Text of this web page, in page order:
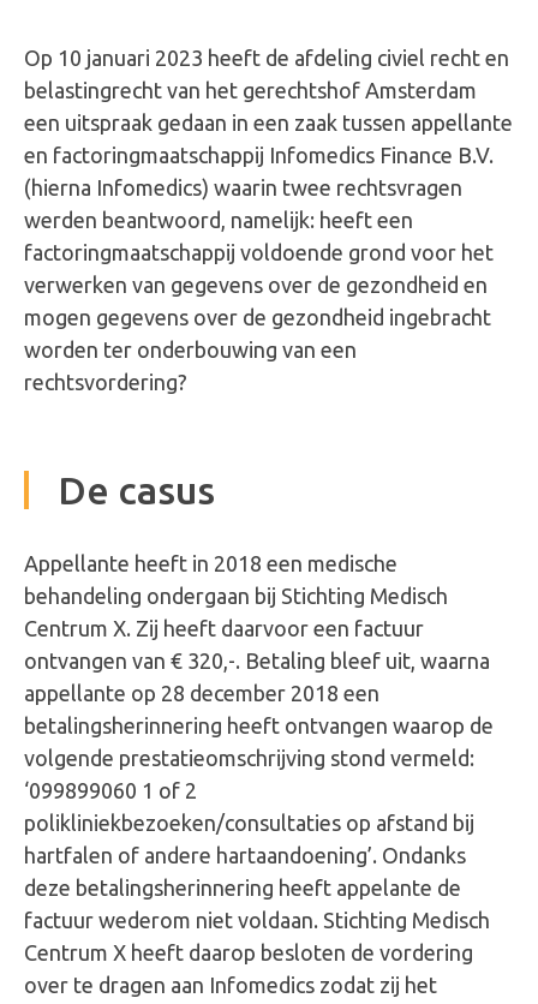
Op 10 januari 2023 heeft de afdeling civiel recht en
belastingrecht van het gerechtshof Amsterdam
een uitspraak gedaan in een zaak tussen appellante
en factoringmaatschappij Infomedics Finance B.V.
(hierna Infomedics) waarin twee rechtsvragen
werden beantwoord, namelijk: heeft een
factoringmaatschappij voldoende grond voor het
verwerken van gegevens over de gezondheid en
mogen gegevens over de gezondheid ingebracht
worden ter onderbouwing van een
rechtsvordering?
De casus
Appellante heeft in 2018 een medische
behandeling ondergaan bij Stichting Medisch
Centrum X. Zij heeft daarvoor een factuur
ontvangen van € 320,-. Betaling bleef uit, waarna
appellante op 28 december 2018 een
betalingsherinnering heeft ontvangen waarop de
volgende prestatieomschrijving stond vermeld:
‘099899060 1 of 2
polikliniekbezoeken/consultaties op afstand bij
hartfalen of andere hartaandoening’. Ondanks
deze betalingsherinnering heeft appelante de
factuur wederom niet voldaan. Stichting Medisch
Centrum X heeft daarop besloten de vordering
over te dragen aan Infomedics zodat zij het